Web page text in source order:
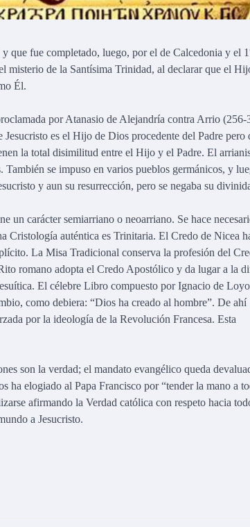
que fue completado, luego, por el de Calcedonia y el
misterio de la Santísima Trinidad, al declarar que el
Él.
por Atanasio de Alejandría contra Arrio (256-
es el Hijo de Dios procedente del Padre pero
la total disimilitud entre el Hijo y el Padre. El
se impuso en varios pueblos germánicos, y
y aun su resurrección, pero se negaba su
un carácter semiarriano o neoarriano. Se hace
Cristología auténtica es Trinitaria. El Credo de Nicea
La Misa Tradicional conserva la profesión del
romano adopta el Credo Apostólico y da lugar a la
El célebre Libro compuesto por Ignacio de
como debiera: “Dios ha creado al hombre”. De ahí
por la ideología de la Revolución Francesa. Esta
son la verdad; el mandato evangélico queda
ha elogiado al Papa Francisco por “tender la mano a
afirmando la Verdad católica con respeto hacia
a Jesucristo.